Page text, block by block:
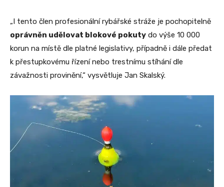
„I tento člen profesionální rybářské stráže je pochopitelně
oprávněn udělovat blokové pokuty do výše 10 000
korun na místě dle platné legislativy, případně i dále předat
k přestupkovému řízení nebo trestnímu stíhání dle
závažnosti provinění,“ vysvětluje Jan Skalský.